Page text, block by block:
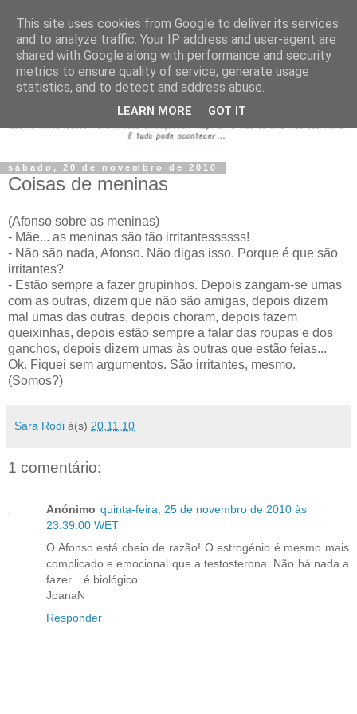
sábado, 20 de novembro de 2010
Coisas de meninas
(Afonso sobre as meninas)
- Mãe... as meninas são tão irritantessssss!
- Não são nada, Afonso. Não digas isso. Porque é que são
irritantes?
- Estão sempre a fazer grupinhos. Depois zangam-se umas
com as outras, dizem que não são amigas, depois dizem
mal umas das outras, depois choram, depois fazem
queixinhas, depois estão sempre a falar das roupas e dos
ganchos, depois dizem umas às outras que estão feias...
Ok. Fiquei sem argumentos. São irritantes, mesmo.
(Somos?)
Sara Rodi à(s) 20.11.10
1 comentário:
Anónimo quinta-feira, 25 de novembro de 2010 às
23:39:00 WET
O Afonso está cheio de razão! O estrogénio é mesmo mais
complicado e emocional que a testosterona. Não há nada a
fazer... é biológico...
JoanaN
Responder
This site uses cookies from Google to deliver its services
and to analyze traffic. Your IP address and user-agent are
shared with Google along with performance and security
metrics to ensure quality of service, generate usage
statistics, and to detect and address abuse.
LEARN MORE GOT IT